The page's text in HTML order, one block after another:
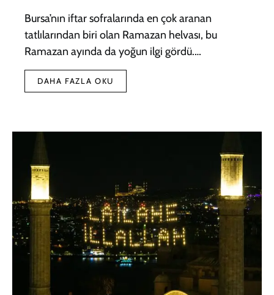
Bursa’nın iftar sofralarında en çok aranan
tatlılarından biri olan Ramazan helvası, bu
Ramazan ayında da yoğun ilgi gördü.…
DAHA FAZLA OKU